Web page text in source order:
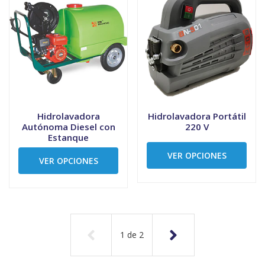
Hidrolavadora
Autónoma Diesel con
Estanque
VER OPCIONES
Hidrolavadora Portátil
220 V
VER OPCIONES
1 de 2